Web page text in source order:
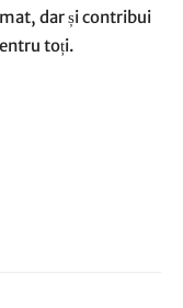
dar și contribui
toți.